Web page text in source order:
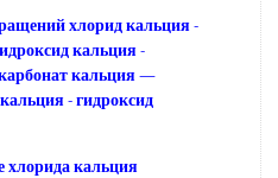
хлорид кальция -
кальция -
кальция —
- гидроксид
хлорида кальция